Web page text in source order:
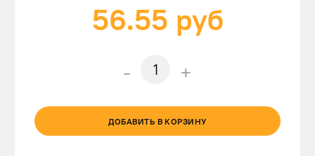
56.55 руб
- +
ДОБАВИТЬ В КОРЗИНУ